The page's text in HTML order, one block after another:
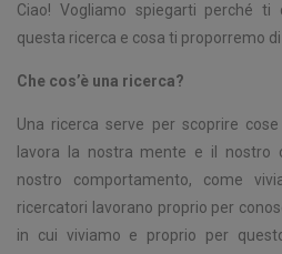
Ciao! Vogliamo spiegarti perché ti
questa ricerca e cosa ti proporremo
Che cos’è una ricerca?
Una ricerca serve per scoprire
lavora la nostra mente e il nostro
nostro comportamento, come
ricercatori lavorano proprio per
in cui viviamo e proprio per